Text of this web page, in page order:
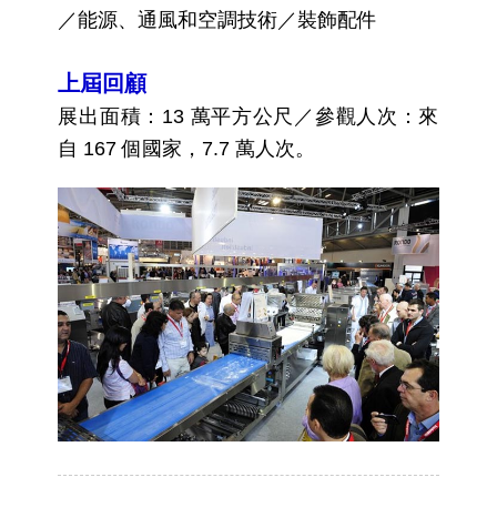
／能源、通風和空調技術／裝飾配件
上屆回顧
展出面積：13 萬平方公尺／參觀人次：來
自 167 個國家，7.7 萬人次。